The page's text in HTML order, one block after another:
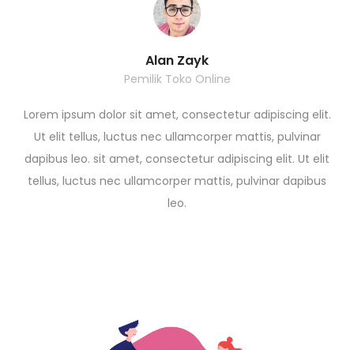
Alan Zayk
Pemilik Toko Online
Lorem ipsum dolor sit amet, consectetur adipiscing elit.
Ut elit tellus, luctus nec ullamcorper mattis, pulvinar
dapibus leo. sit amet, consectetur adipiscing elit. Ut elit
tellus, luctus nec ullamcorper mattis, pulvinar dapibus
leo.